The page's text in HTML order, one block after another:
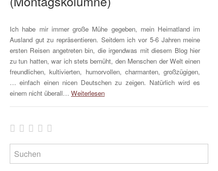
Ich habe mir immer große Mühe gegeben, mein Heimatland im
Ausland gut zu repräsentieren. Seitdem ich vor 5-6 Jahren meine
ersten Reisen angetreten bin, die irgendwas mit diesem Blog hier
zu tun hatten, war ich stets bemüht, den Menschen der Welt einen
freundlichen, kultivierten, humorvollen, charmanten, großzügigen,
… einfach einen nicen Deutschen zu zeigen. Natürlich wird es
einem nicht überall… Weiterlesen